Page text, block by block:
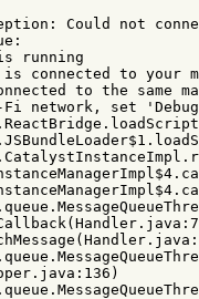
Could not
running
connected to your
to the same
Fi network, set